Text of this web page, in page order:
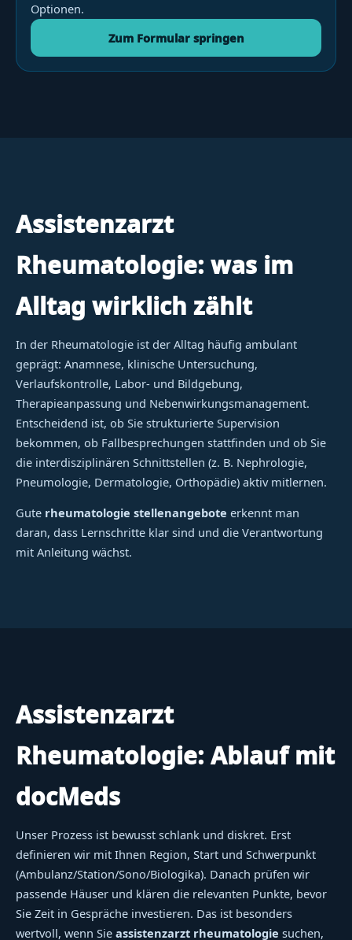
Optionen.
Zum Formular springen
Assistenzarzt
Rheumatologie: was im
Alltag wirklich zählt
In der Rheumatologie ist der Alltag häufig ambulant
geprägt: Anamnese, klinische Untersuchung,
Verlaufskontrolle, Labor- und Bildgebung,
Therapieanpassung und Nebenwirkungsmanagement.
Entscheidend ist, ob Sie strukturierte Supervision
bekommen, ob Fallbesprechungen stattfinden und ob Sie
die interdisziplinären Schnittstellen (z. B. Nephrologie,
Pneumologie, Dermatologie, Orthopädie) aktiv mitlernen.
Gute rheumatologie stellenangebote erkennt man
daran, dass Lernschritte klar sind und die Verantwortung
mit Anleitung wächst.
Assistenzarzt
Rheumatologie: Ablauf mit
docMeds
Unser Prozess ist bewusst schlank und diskret. Erst
definieren wir mit Ihnen Region, Start und Schwerpunkt
(Ambulanz/Station/Sono/Biologika). Danach prüfen wir
passende Häuser und klären die relevanten Punkte, bevor
Sie Zeit in Gespräche investieren. Das ist besonders
wertvoll, wenn Sie assistenzarzt rheumatologie suchen,